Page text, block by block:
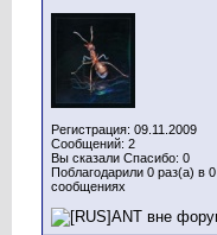
Регистрация: 09.11.2009
Сообщений: 2
Вы сказали Спасибо: 0
Поблагодарили 0 раз(а) в 0
сообщениях